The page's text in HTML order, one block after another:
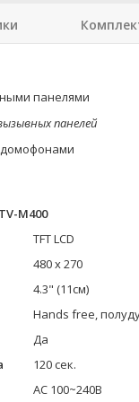
панелями
панелей
домофонами
M400
TFT LCD
480 х 270
4.3" (11см)
Hands free,
Да
120 сек.
AC 100~240В